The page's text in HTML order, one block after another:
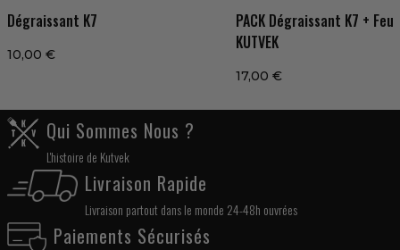
Dégraissant K7
10,00 €
PACK Dégraissant K7 +
KUTVEK
17,00 €
Qui Sommes Nous ?
L'histoire de Kutvek
Livraison Rapide
Livraison partout dans le monde 24-48h ouvrées
Paiements Sécurisés